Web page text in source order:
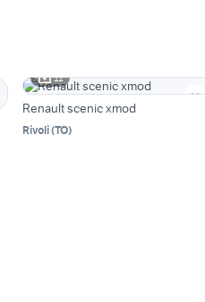
11
Renault scenic xmod
Rivoli(TO)